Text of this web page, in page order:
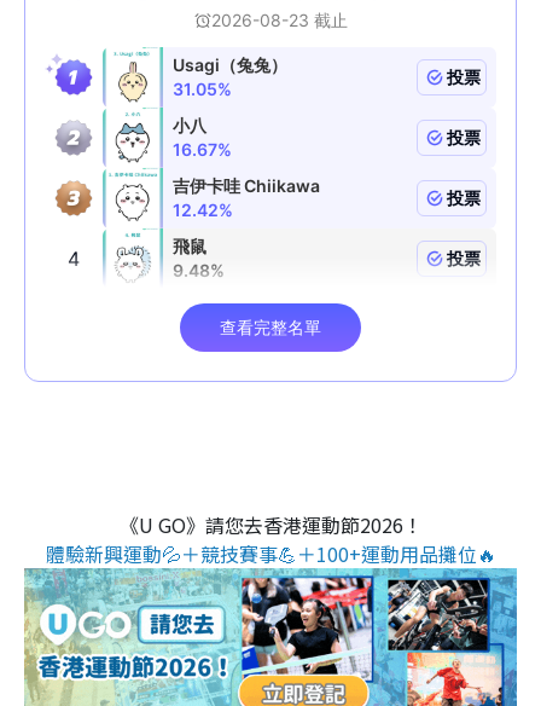
《U GO》請您去香港運動節2026！
體驗新興運動💦＋競技賽事💪＋100+運動用品攤位🔥